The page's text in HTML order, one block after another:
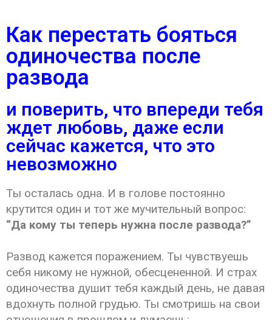
Как перестать бояться
одиночества после
развода
и поверить, что впереди тебя
ждет любовь, даже если
сейчас кажется, что это
невозможно
Ты осталась одна. И в голове постоянно
крутится один и тот же мучительный вопрос:
“Да кому ты теперь нужна после развода?”
Развод кажется поражением. Ты чувствуешь
себя никому не нужной, обесцененной. И страх
одиночества душит тебя каждый день, не давая
вдохнуть полной грудью. Ты смотришь на свои